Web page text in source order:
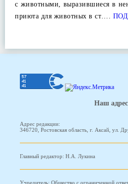
с животными, выразившиеся в
приюта для животных в ст….
Наш адрес
Адрес редакции:
346720, Ростовская область, г. Аксай, ул.
Главный редактор: Н.А. Лукина
Учредитель: Общество с ограниченной